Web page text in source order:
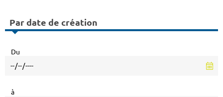
Par date de création
Du
à